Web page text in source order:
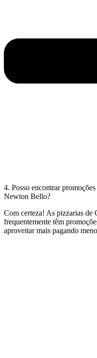
4. Posso encontrar
Newton Bello?
Com certeza! As pizzarias
frequentemente têm
aproveitar mais pagando